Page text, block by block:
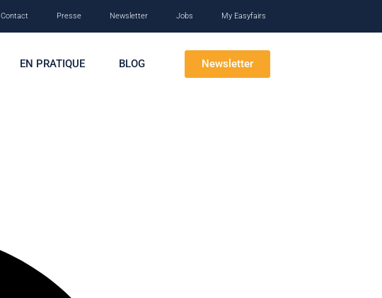
Contact Presse Newsletter Jobs My Easyfairs
EN PRATIQUE BLOG Newsletter